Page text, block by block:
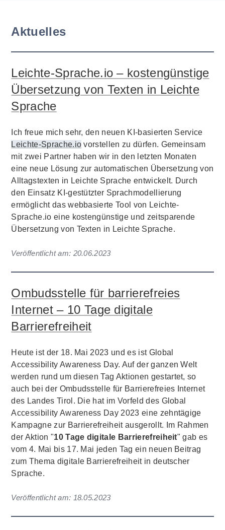
Aktuelles
Leichte-Sprache.io – kostengünstige
Übersetzung von Texten in Leichte
Sprache
Ich freue mich sehr, den neuen KI-basierten Service
Leichte-Sprache.io vorstellen zu dürfen. Gemeinsam
mit zwei Partner haben wir in den letzten Monaten
eine neue Lösung zur automatischen Übersetzung von
Alltagstexten in Leichte Sprache entwickelt. Durch
den Einsatz KI-gestützter Sprachmodellierung
ermöglicht das webbasierte Tool von Leichte-
Sprache.io eine kostengünstige und zeitsparende
Übersetzung von Texten in Leichte Sprache.
Veröffentlicht am: 20.06.2023
Ombudsstelle für barrierefreies
Internet – 10 Tage digitale
Barrierefreiheit
Heute ist der 18. Mai 2023 und es ist Global
Accessibility Awareness Day. Auf der ganzen Welt
werden rund um diesen Tag Aktionen gestartet, so
auch bei der Ombudsstelle für Barrierefreies Internet
des Landes Tirol. Die hat im Vorfeld des Global
Accessibility Awareness Day 2023 eine zehntägige
Kampagne zur Barrierefreiheit ausgerollt. Im Rahmen
der Aktion "10 Tage digitale Barrierefreiheit" gab es
vom 4. Mai bis 17. Mai jeden Tag ein neuen Beitrag
zum Thema digitale Barrierefreiheit in deutscher
Sprache.
Veröffentlicht am: 18.05.2023